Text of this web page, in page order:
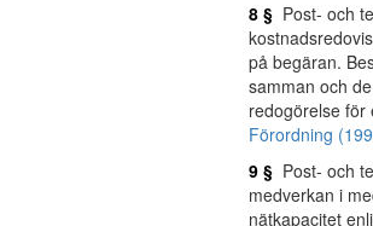
8 § Post- och
på begäran.
samman och
redogörelse för
Förordning
9 § Post- och
medverkan i
nätkapacitet